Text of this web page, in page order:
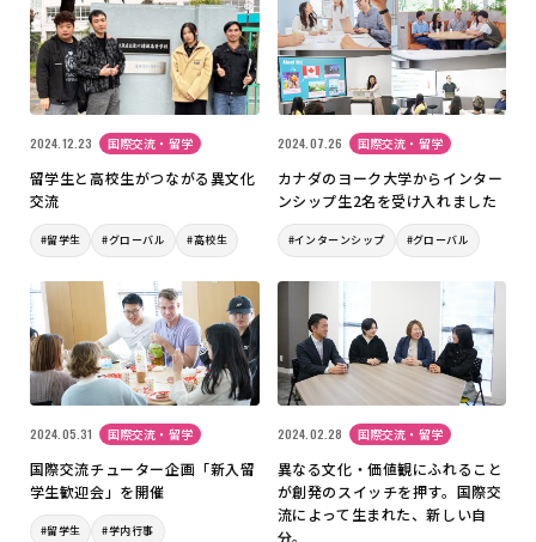
2024.12.23 国際交流・留学
留学生と高校生がつながる異文化
交流
#留学生 #グローバル #高校生
2024.07.26 国際交流・留学
カナダのヨーク大学からインター
ンシップ生2名を受け入れました
#インターンシップ #グローバル
2024.05.31 国際交流・留学
国際交流チューター企画「新入留
学生歓迎会」を開催
#留学生 #学内行事
2024.02.28 国際交流・留学
異なる文化・価値観にふれること
が創発のスイッチを押す。国際交
流によって生まれた、新しい自
分。